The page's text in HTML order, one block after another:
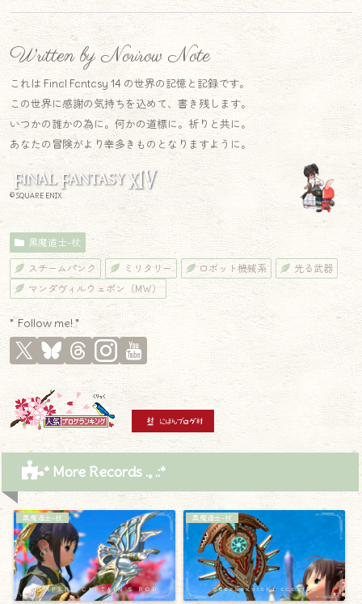
Written by Norirow Note
これは Final Fantasy 14 の世界の記憶と記録です。
この世界に感謝の気持ちを込めて、書き残します。
いつかの誰かの為に。何かの道標に。祈りと共に。
あなたの冒険がより幸多きものとなりますように。
© SQUARE ENIX
黒魔道士-杖
スチームパンク ミリタリー ロボット機械系
光る武器
マンダヴィルウェポン（MW）
* Follow me! *
* More Records .｡.:*
黒魔道士-杖 黒魔道士-杖